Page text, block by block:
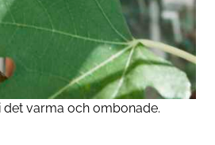
det varma och ombonade.